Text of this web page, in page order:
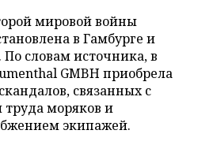
мировой войны
в Гамбурге и
словам источника, в
GMBH приобрела
связанных с
моряков и
экипажей.